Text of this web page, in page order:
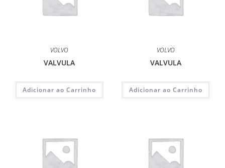
VOLVO
VALVULA
Adicionar ao Carrinho
VOLVO
VALVULA
Adicionar ao Carrinho